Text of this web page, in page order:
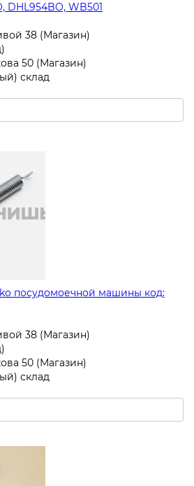
DHL954BO, WB501
38 (Магазин)
50 (Магазин)
склад
посудомоечной машины код:
38 (Магазин)
50 (Магазин)
склад